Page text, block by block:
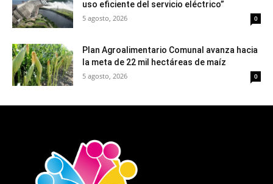
uso eficiente del servicio eléctrico”
5 agosto, 2026 0
Plan Agroalimentario Comunal avanza hacia
la meta de 22 mil hectáreas de maíz
5 agosto, 2026 0